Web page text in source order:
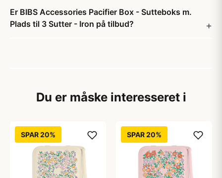
Er BIBS Accessories Pacifier Box - Sutteboks m.
Plads til 3 Sutter - Iron på tilbud?
Du er måske interesseret i
SPAR 20% SPAR 20%